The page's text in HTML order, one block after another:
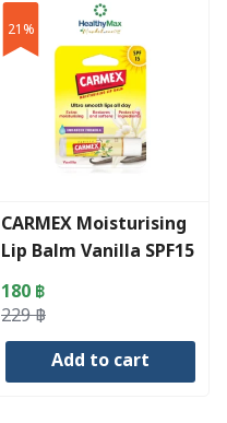
21%
CARMEX Moisturising
Lip Balm Vanilla SPF15
Click Stick (4.25 g)
229฿
Original
price
180 ฿
Current
price
Add to cart